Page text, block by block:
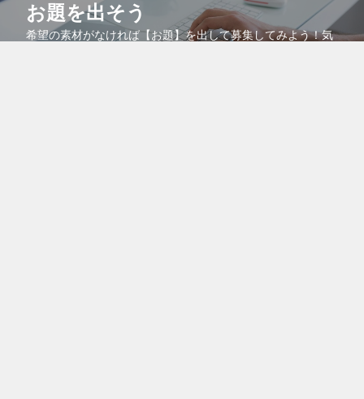
お題を出そう
希望の素材がなければ【お題】を出して募集してみよう！気